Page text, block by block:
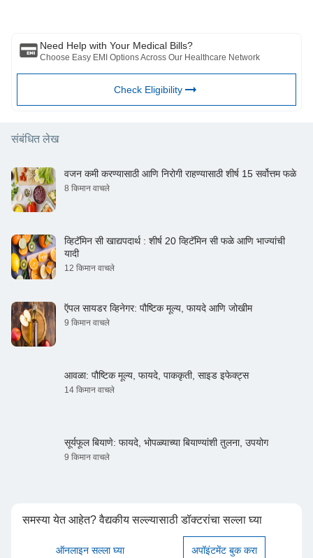
Need Help with Your Medical Bills?
Choose Easy EMI Options Across Our Healthcare Network
Check Eligibility
संबंधित लेख
वजन कमी करण्यासाठी आणि निरोगी राहण्यासाठी शीर्ष 15 सर्वोत्तम फळे
8 किमान वाचले
व्हिटॅमिन सी खाद्यपदार्थ : शीर्ष 20 व्हिटॅमिन सी फळे आणि भाज्यांची
यादी
12 किमान वाचले
ऍपल सायडर व्हिनेगर: पौष्टिक मूल्य, फायदे आणि जोखीम
9 किमान वाचले
आवळा: पौष्टिक मूल्य, फायदे, पाककृती, साइड इफेक्ट्स
14 किमान वाचले
सूर्यफूल बियाणे: फायदे, भोपळ्याच्या बियाण्यांशी तुलना, उपयोग
9 किमान वाचले
समस्या येत आहेत? वैद्यकीय सल्ल्यासाठी डॉक्टरांचा सल्ला घ्या
ऑनलाइन सल्ला घ्या अपॉइंटमेंट बुक करा